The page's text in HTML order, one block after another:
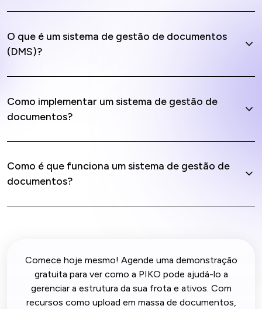
O que é um sistema de gestão de documentos
(DMS)?
Como implementar um sistema de gestão de
documentos?
Como é que funciona um sistema de gestão de
documentos?
Comece hoje mesmo! Agende uma demonstração
gratuita para ver como a PIKO pode ajudá-lo a
gerenciar a estrutura da sua frota e ativos. Com
recursos como upload em massa de documentos,